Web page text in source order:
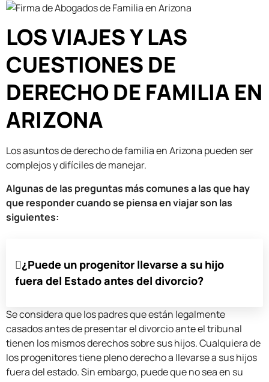
LOS VIAJES Y LAS
CUESTIONES DE
DERECHO DE FAMILIA EN
ARIZONA
Los asuntos de derecho de familia en Arizona pueden ser
complejos y difíciles de manejar.
Algunas de las preguntas más comunes a las que hay
que responder cuando se piensa en viajar son las
siguientes:
¿Puede un progenitor llevarse a su hijo
fuera del Estado antes del divorcio?
Se considera que los padres que están legalmente
casados antes de presentar el divorcio ante el tribunal
tienen los mismos derechos sobre sus hijos. Cualquiera de
los progenitores tiene pleno derecho a llevarse a sus hijos
fuera del estado. Sin embargo, puede que no sea en su